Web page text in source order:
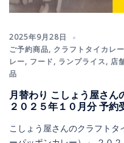
2025年9月28日
ご予約商品, クラフトタイカレー
レー, フード, ランプライス, 店
品
月替わり こしょう屋さん
２０２５年１０月分 予約
こしょう屋さんのクラフト